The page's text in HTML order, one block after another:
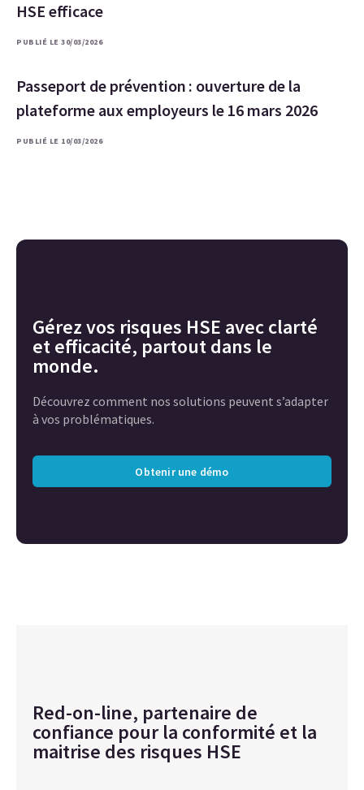
HSE efficace
PUBLIÉ LE 30/03/2026
Passeport de prévention : ouverture de la
plateforme aux employeurs le 16 mars 2026
PUBLIÉ LE 10/03/2026
Gérez vos risques HSE avec clarté
et efficacité, partout dans le
monde.
Découvrez comment nos solutions peuvent s’adapter
à vos problématiques.
Obtenir une démo
Red-on-line, partenaire de
confiance pour la conformité et la
maitrise des risques HSE